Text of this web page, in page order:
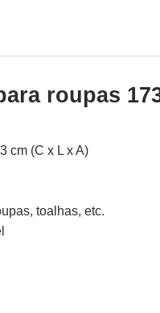
roupas
cm (C x L x A)
toalhas, etc.